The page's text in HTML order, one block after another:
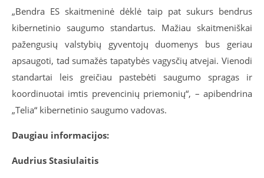
„Bendra ES skaitmeninė dėklė taip pat sukurs bendrus
kibernetinio saugumo standartus. Mažiau skaitmeniškai
pažengusių valstybių gyventojų duomenys bus geriau
apsaugoti, tad sumažės tapatybės vagysčių atvejai. Vienodi
standartai leis greičiau pastebėti saugumo spragas ir
koordinuotai imtis prevencinių priemonių“, – apibendrina
„Telia“ kibernetinio saugumo vadovas.
Daugiau informacijos:
Audrius Stasiulaitis